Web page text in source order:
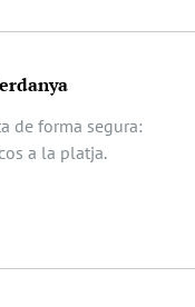
de forma segura:
a la platja.